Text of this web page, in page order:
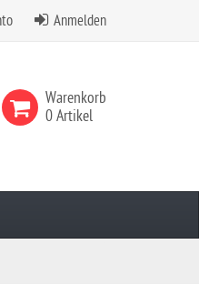
Anmelden
Warenkorb
0 Artikel